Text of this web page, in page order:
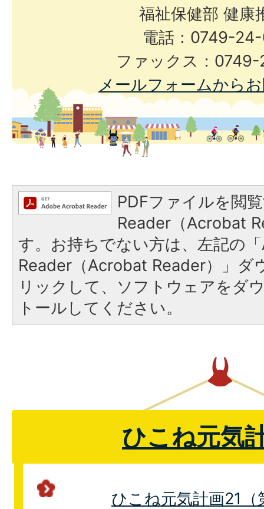
福祉保健部 健康
電話：0749-
ファックス：
メールフォームから
PDFファイルを閲
Reader（Acrobat
す。お持ちでない方は、左記の
Reader（Acrobat Reader）」ダ
リックして、ソフトウェアをダ
トールしてください。
ひこね元気
ひこね元気計画21